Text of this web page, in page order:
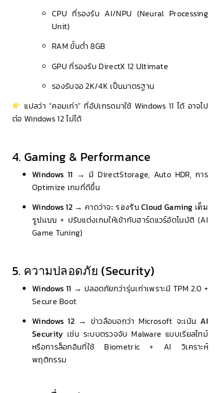
CPU ที่รองรับ AI/NPU (Neural Processing
Unit)
RAM ขั้นต่ำ 8GB
GPU ที่รองรับ DirectX 12 Ultimate
รองรับจอ 2K/4K เป็นมาตรฐาน
แปลว่า “คอมเก่า” ที่อัปเกรดมาใช้ Windows 11 ได้ อาจไป
ต่อ Windows 12 ไม่ได้
4. Gaming & Performance
Windows 11 → มี DirectStorage, Auto HDR, การ
Optimize เกมที่ดีขึ้น
Windows 12 → คาดว่าจะ รองรับ Cloud Gaming เต็ม
รูปแบบ + ปรับแต่งเกมให้เข้ากับฮาร์ดแวร์อัตโนมัติ (AI
Game Tuning)
5. ความปลอดภัย (Security)
Windows 11 → ปลอดภัยกว่ารุ่นเก่าเพราะมี TPM 2.0 +
Secure Boot
Windows 12→ ข่าวลือบอกว่า Microsoft จะเน้นAI
Security เช่น ระบบตรวจจับ Malware แบบเรียลไทม์
หรือการล็อกอินที่ใช้ Biometric + AI วิเคราะห์
พฤติกรรม